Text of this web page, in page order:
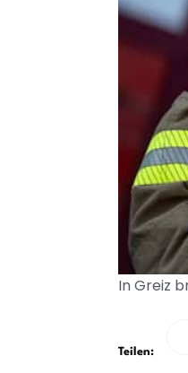
In Greiz
Teilen: